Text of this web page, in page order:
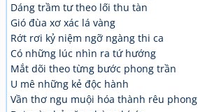
Dáng trầm tư theo lối thu tàn
Gió đùa xơ xác lá vàng
Rớt rơi kỷ niệm ngỡ ngàng thi ca
Có những lúc nhìn ra tứ hướng
Mắt dõi theo từng bước phong trần
U mê những kẻ độc hành
Vần thơ ngu muội hóa thành rêu phong